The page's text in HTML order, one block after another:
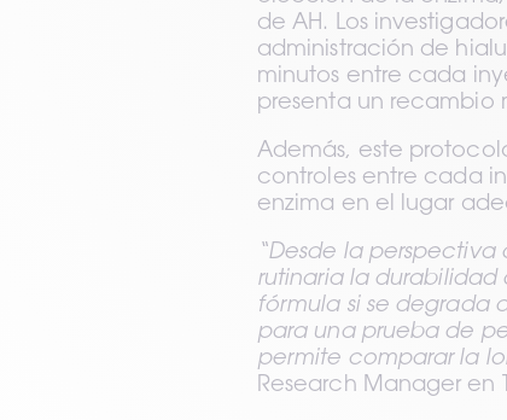
de AH. Los
administración de
minutos entre cada
presenta un recambio
Además, este
controles entre cada
enzima en el lugar
“Desde la perspectiva
rutinaria la durabilidad
fórmula si se degrada
para una prueba de
permite comparar la
Research Manager en